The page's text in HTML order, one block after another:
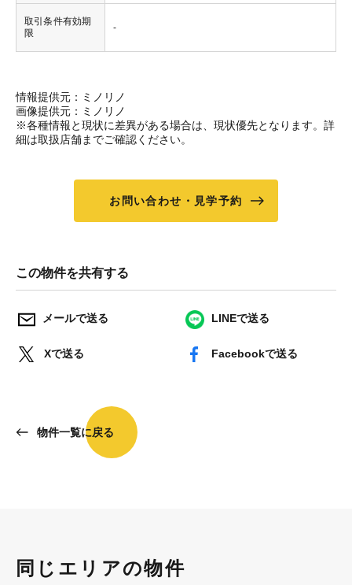
取引条件有効期
限
-
情報提供元：ミノリノ
画像提供元：ミノリノ
※各種情報と現状に差異がある場合は、現状優先となります。詳
細は取扱店舗までご確認ください。
お問い合わせ・見学予約
この物件を共有する
メールで送る LINEで送る
Xで送る Facebookで送る
物件一覧に戻る
同じエリアの物件